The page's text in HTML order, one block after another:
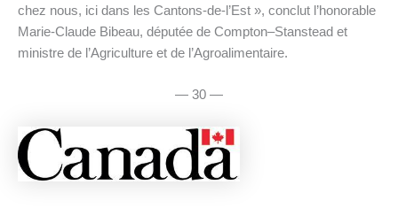
chez nous, ici dans les Cantons-de-l’Est », conclut l’honorable
Marie-Claude Bibeau, députée de Compton‒Stanstead et
ministre de l’Agriculture et de l’Agroalimentaire.
— 30 —